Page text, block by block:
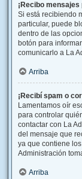
¡Recibo
Si está recibiendo
particular, puede
dentro de las
botón para
comunicarlo a La
Arriba
¡Recibí spam o
Lamentamos oír
para controlar
contactar con La
del mensaje que
ya que contiene
Administración
Arriba